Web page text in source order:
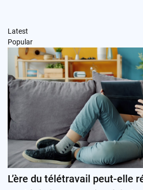
Latest
Popular
L’ère du télétravail peut-elle